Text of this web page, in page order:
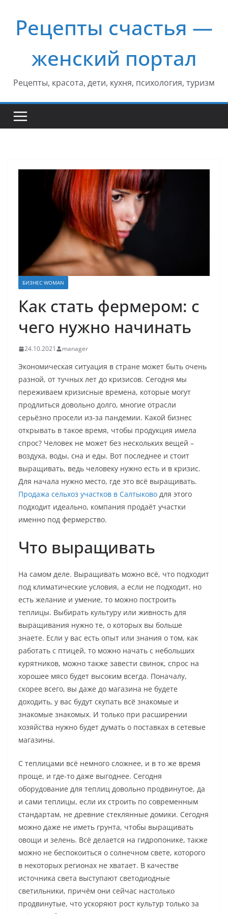
содержимому
Рецепты счастья —
женский портал
Рецепты, красота, дети, кухня, психология, туризм
БИЗНЕС WOMAN
Как стать фермером: с
чего нужно начинать
24.10.2021 manager
Экономическая ситуация в стране может быть очень
разной, от тучных лет до кризисов. Сегодня мы
переживаем кризисные времена, которые могут
продлиться довольно долго, многие отрасли
серьёзно просели из-за пандемии. Какой бизнес
открывать в такое время, чтобы продукция имела
спрос? Человек не может без нескольких вещей –
воздуха, воды, сна и еды. Вот последнее и стоит
выращивать, ведь человеку нужно есть и в кризис.
Для начала нужно место, где это всё выращивать.
Продажа сельхоз участков в Салтыково для этого
подходит идеально, компания продаёт участки
именно под фермерство.
Что выращивать
На самом деле. Выращивать можно всё, что подходит
под климатические условия, а если не подходит, но
есть желание и умение, то можно построить
теплицы. Выбирать культуру или живность для
выращивания нужно те, о которых вы больше
знаете. Если у вас есть опыт или знания о том, как
работать с птицей, то можно начать с небольших
курятников, можно также завести свинок, спрос на
хорошее мясо будет высоким всегда. Поначалу,
скорее всего, вы даже до магазина не будете
доходить, у вас будут скупать всё знакомые и
знакомые знакомых. И только при расширении
хозяйства нужно будет думать о поставках в сетевые
магазины.
С теплицами всё немного сложнее, и в то же время
проще, и где-то даже выгоднее. Сегодня
оборудование для теплиц довольно продвинутое, да
и сами теплицы, если их строить по современным
стандартам, не древние стеклянные домики. Сегодня
можно даже не иметь грунта, чтобы выращивать
овощи и зелень. Всё делается на гидропонике, также
можно не беспокоиться о солнечном свете, которого
в некоторых регионах не хватает. В качестве
источника света выступают светодиодные
светильники, причём они сейчас настолько
продвинутые, что ускоряют рост культур только за